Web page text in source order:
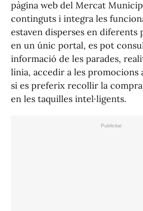
pàgina web del Mercat
continguts i integra les
estaven disperses en diferents
en un únic portal, es pot
informació de les parades,
línia, accedir a les promocions
si es preferix recollir la
en les taquilles intel·ligents.